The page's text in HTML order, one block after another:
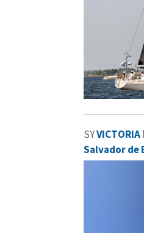
SYVICTORIA
Salvador de